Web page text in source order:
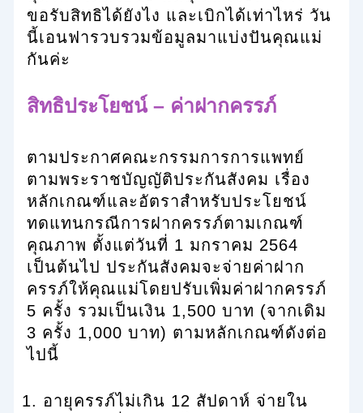
ขอรับสิทธิได้ยังไง และเบิกได้เท่าไหร่ วัน
นี้เอนฟารวบรวมข้อมูลมาแบ่งปันคุณแม่
กันค่ะ
สิทธิประโยชน์ – ค่าฝากครรภ์
ตามประกาศคณะกรรมการการแพทย์
ตามพระราชบัญญัติประกันสังคม เรื่อง
หลักเกณฑ์และอัตราสำหรับประโยชน์
ทดแทนกรณีการฝากครรภ์ตามเกณฑ์
คุณภาพ ตั้งแต่วันที่ 1 มกราคม 2564
เป็นต้นไป ประกันสังคมจะจ่ายค่าฝาก
ครรภ์ให้คุณแม่โดยปรับเพิ่มค่าฝากครรภ์
5 ครั้ง รวมเป็นเงิน 1,500 บาท (จากเดิม
3 ครั้ง 1,000 บาท) ตามหลักเกณฑ์ดังต่อ
ไปนี้
อายุครรภ์ไม่เกิน 12 สัปดาห์ จ่ายใน